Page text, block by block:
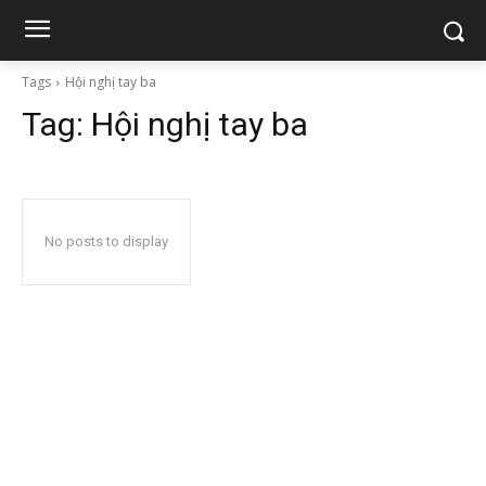
Tags Hội nghị tay ba
Tag: Hội nghị tay ba
No posts to display